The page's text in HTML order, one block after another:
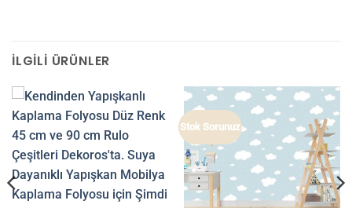
İLGILI ÜRÜNLER
Stok Sorunuz